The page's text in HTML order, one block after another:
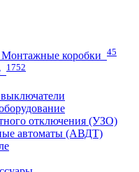
Монтажные коробки 45
1752
отключения (УЗО)
автоматы (АВДТ)